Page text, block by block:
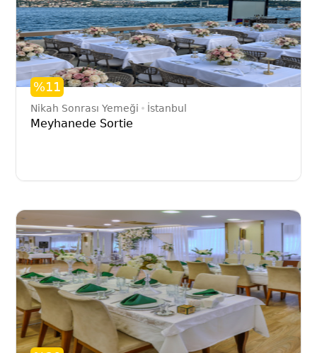
%11
Nikah Sonrası Yemeği İstanbul
Meyhanede Sortie